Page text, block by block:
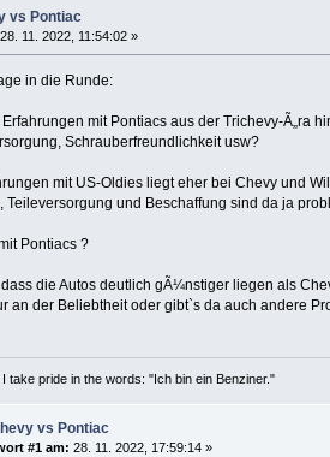
vs Pontiac
28. 11. 2022, 11:54:02 »
in die Runde:
mit Pontiacs aus der Trichevy-Ã„ra
Schrauberfreundlichkeit usw?
mit US-Oldies liegt eher bei Chevy und
Teileversorgung und Beschaffung sind da ja
Pontiacs ?
die Autos deutlich gÃ¼nstiger liegen als
an der Beliebtheit oder gibt`s da auch andere
take pride in the words: "Ich bin ein Benziner."
vs Pontiac
#1 am: 28. 11. 2022, 17:59:14 »